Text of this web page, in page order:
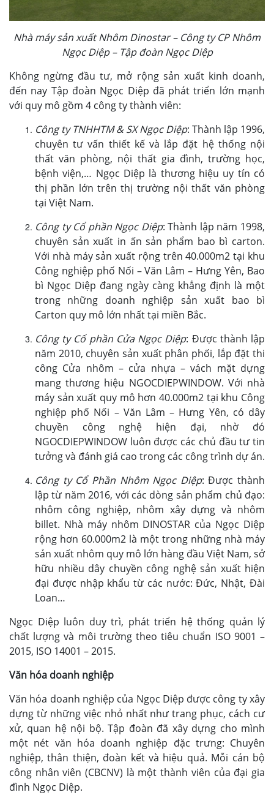
Nhà máy sản xuất Nhôm Dinostar – Công ty CP Nhôm
Ngọc Diệp – Tập đoàn Ngọc Diệp
Không ngừng đầu tư, mở rộng sản xuất kinh doanh,
đến nay Tập đoàn Ngọc Diệp đã phát triển lớn mạnh
với quy mô gồm 4 công ty thành viên:
Công ty TNHHTM & SX Ngọc Diệp: Thành lập 1996,
chuyên tư vấn thiết kế và lắp đặt hệ thống nội
thất văn phòng, nội thất gia đình, trường học,
bệnh viện,… Ngọc Diệp là thương hiệu uy tín có
thị phần lớn trên thị trường nội thất văn phòng
tại Việt Nam.
Công ty Cổ phần Ngọc Diệp: Thành lập năm 1998,
chuyên sản xuất in ấn sản phẩm bao bì carton.
Với nhà máy sản xuất rộng trên 40.000m2 tại khu
Công nghiệp phố Nối – Văn Lâm – Hưng Yên, Bao
bì Ngọc Diệp đang ngày càng khẳng định là một
trong những doanh nghiệp sản xuất bao bì
Carton quy mô lớn nhất tại miền Bắc.
Công ty Cổ phần Cửa Ngọc Diệp: Được thành lập
năm 2010, chuyên sản xuất phân phối, lắp đặt thi
công Cửa nhôm – cửa nhựa – vách mặt dựng
mang thương hiệu NGOCDIEPWINDOW. Với nhà
máy sản xuất quy mô hơn 40.000m2 tại khu Công
nghiệp phố Nối – Văn Lâm – Hưng Yên, có dây
chuyền công nghệ hiện đại, nhờ đó
NGOCDIEPWINDOW luôn được các chủ đầu tư tin
tưởng và đánh giá cao trong các công trình dự án.
Công ty Cổ Phần Nhôm Ngọc Diệp: Được thành
lập từ năm 2016, với các dòng sản phẩm chủ đạo:
nhôm công nghiệp, nhôm xây dựng và nhôm
billet. Nhà máy nhôm DINOSTAR của Ngọc Diệp
rộng hơn 60.000m2 là một trong những nhà máy
sản xuất nhôm quy mô lớn hàng đầu Việt Nam, sở
hữu nhiều dây chuyền công nghệ sản xuất hiện
đại được nhập khẩu từ các nước: Đức, Nhật, Đài
Loan…
Ngọc Diệp luôn duy trì, phát triển hệ thống quản lý
chất lượng và môi trường theo tiêu chuẩn ISO 9001 –
2015, ISO 14001 – 2015.
Văn hóa doanh nghiệp
Văn hóa doanh nghiệp của Ngọc Diệp được công ty xây
dựng từ những việc nhỏ nhất như trang phục, cách cư
xử, quan hệ nội bộ. Tập đoàn đã xây dựng cho mình
một nét văn hóa doanh nghiệp đặc trưng: Chuyên
nghiệp, thân thiện, đoàn kết và hiệu quả. Mỗi cán bộ
công nhân viên (CBCNV) là một thành viên của đại gia
đình Ngọc Diệp.